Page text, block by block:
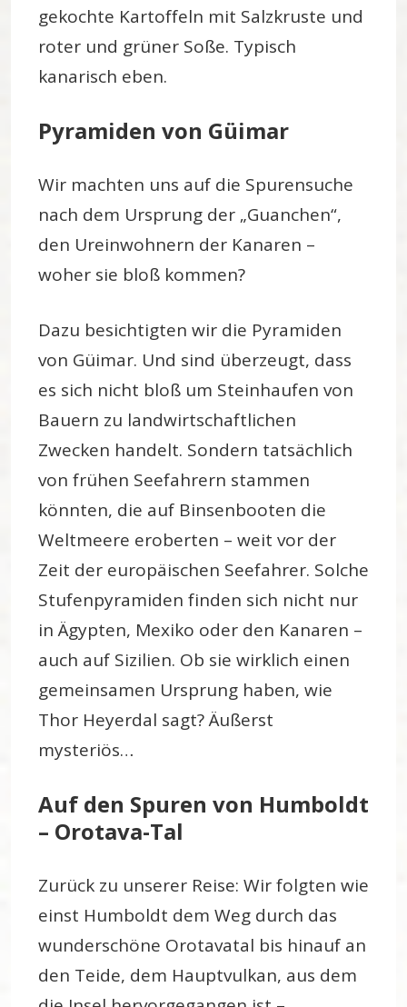
gekochte Kartoffeln mit Salzkruste und
roter und grüner Soße. Typisch
kanarisch eben.
Pyramiden von Güimar
Wir machten uns auf die Spurensuche
nach dem Ursprung der „Guanchen“,
den Ureinwohnern der Kanaren –
woher sie bloß kommen?
Dazu besichtigten wir die Pyramiden
von Güimar. Und sind überzeugt, dass
es sich nicht bloß um Steinhaufen von
Bauern zu landwirtschaftlichen
Zwecken handelt. Sondern tatsächlich
von frühen Seefahrern stammen
könnten, die auf Binsenbooten die
Weltmeere eroberten – weit vor der
Zeit der europäischen Seefahrer. Solche
Stufenpyramiden finden sich nicht nur
in Ägypten, Mexiko oder den Kanaren –
auch auf Sizilien. Ob sie wirklich einen
gemeinsamen Ursprung haben, wie
Thor Heyerdal sagt? Äußerst
mysteriös…
Auf den Spuren von Humboldt
– Orotava-Tal
Zurück zu unserer Reise: Wir folgten wie
einst Humboldt dem Weg durch das
wunderschöne Orotavatal bis hinauf an
den Teide, dem Hauptvulkan, aus dem